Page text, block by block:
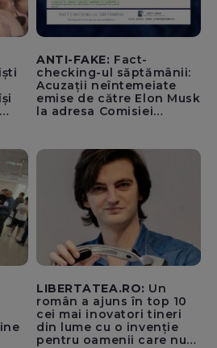
ANTI-FAKE: Fact-
checking-ul săptămânii:
Acuzații neîntemeiate
emise de către Elon Musk
la adresa Comisiei
pentru instaurarea
„cenzurii” pe platforma X
LIBERTATEA.RO: Un
român a ajuns în top 10
cei mai inovatori tineri
din lume cu o invenție
pentru oamenii care nu